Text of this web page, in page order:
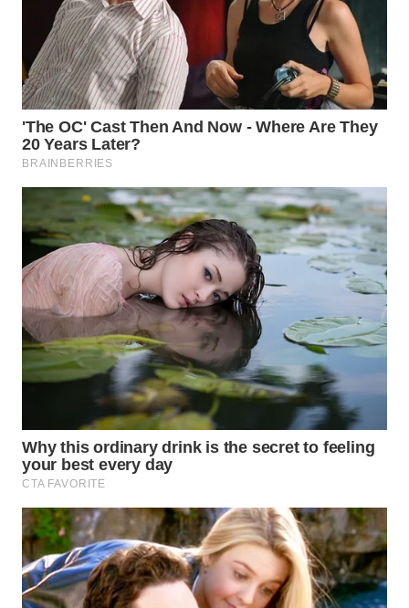
WN
SUMEDANG
WN
CIANJUR
KEPULAUAN
SERIBU
WN
TANGERANG
BINJAI
CIREBON
WN
INDRAMAYU
WN
KUNINGAN
WN